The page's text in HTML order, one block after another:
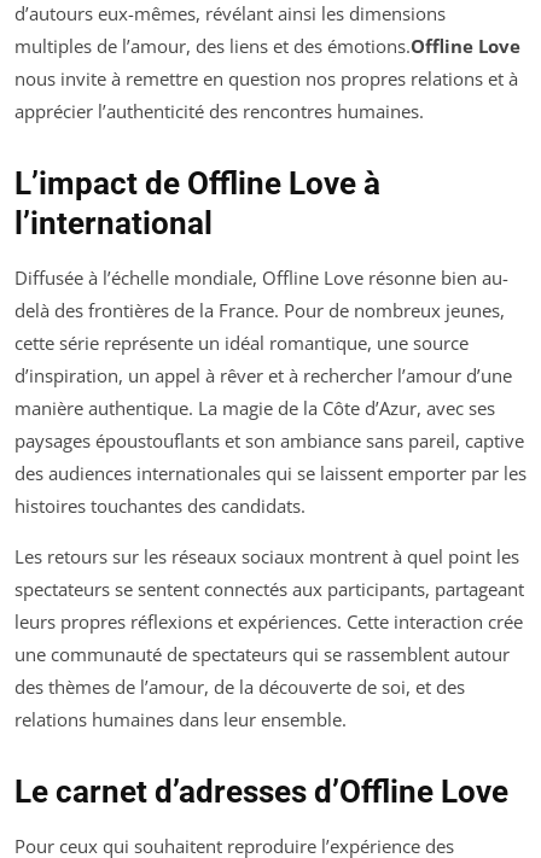
d’autours eux-mêmes, révélant ainsi les dimensions
multiples de l’amour, des liens et des émotions.Offline Love
nous invite à remettre en question nos propres relations et à
apprécier l’authenticité des rencontres humaines.
L’impact de Offline Love à
l’international
Diffusée à l’échelle mondiale, Offline Love résonne bien au-
delà des frontières de la France. Pour de nombreux jeunes,
cette série représente un idéal romantique, une source
d’inspiration, un appel à rêver et à rechercher l’amour d’une
manière authentique. La magie de la Côte d’Azur, avec ses
paysages époustouflants et son ambiance sans pareil, captive
des audiences internationales qui se laissent emporter par les
histoires touchantes des candidats.
Les retours sur les réseaux sociaux montrent à quel point les
spectateurs se sentent connectés aux participants, partageant
leurs propres réflexions et expériences. Cette interaction crée
une communauté de spectateurs qui se rassemblent autour
des thèmes de l’amour, de la découverte de soi, et des
relations humaines dans leur ensemble.
Le carnet d’adresses d’Offline Love
Pour ceux qui souhaitent reproduire l’expérience des